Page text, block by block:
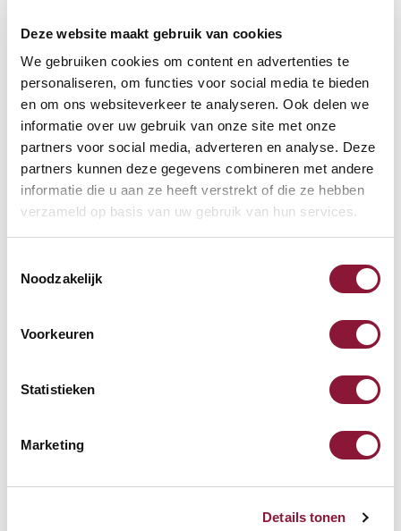
Deze website maakt gebruik van cookies
We gebruiken cookies om content en advertenties te
personaliseren, om functies voor social media te bieden
en om ons websiteverkeer te analyseren. Ook delen we
informatie over uw gebruik van onze site met onze
partners voor social media, adverteren en analyse. Deze
partners kunnen deze gegevens combineren met andere
informatie die u aan ze heeft verstrekt of die ze hebben
verzameld op basis van uw gebruik van hun services.
Noodzakelijk
Voorkeuren
Statistieken
Marketing
Details tonen
Purekeys medizinische Maus
kabellos weiß
105,23
Inkl. MwSt.
Purekeys medizinische Maus
Purekeys medizinische Maus